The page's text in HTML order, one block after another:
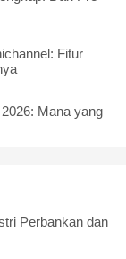
Fitur
Mana yang
Perbankan dan